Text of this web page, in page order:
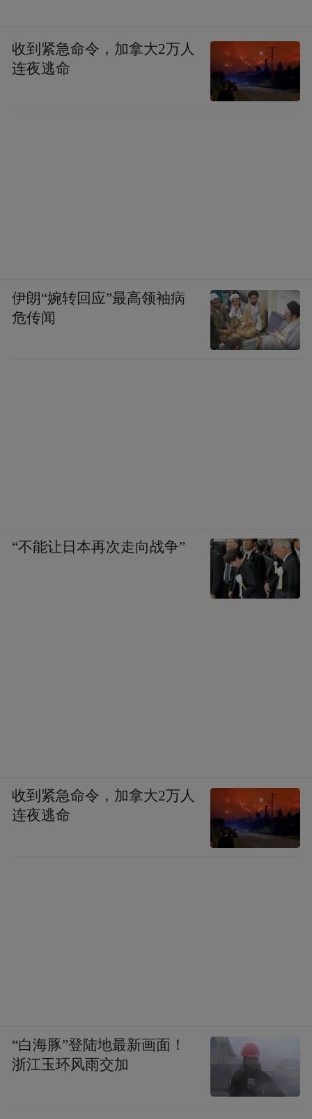
收到紧急命令，加拿大2万人
连夜逃命
伊朗“婉转回应”最高领袖病
危传闻
“不能让日本再次走向战争”
收到紧急命令，加拿大2万人
连夜逃命
“白海豚”登陆地最新画面！
浙江玉环风雨交加